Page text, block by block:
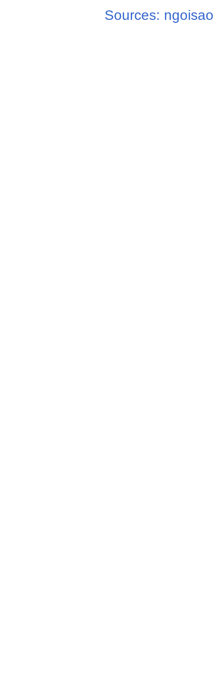
Sources: ngoisao